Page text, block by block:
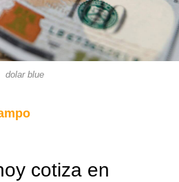
dolar blue
cotiza en